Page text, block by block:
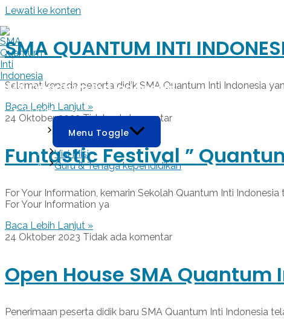
Lewati ke konten
SMA Quantum Inti Indonesia
Home
Menu Toggle
Visi Misi
Guru & Tenaga kependidikan
SMA QUANTUM INTI
Selamat kepada peserta didik SMA Quantum Inti Indonesia
Baca Lebih Lanjut »
24 Oktober 2023Tidak ada komentar
Funtastic Festival ”
For Your Information, kemarin Sekolah Quantum Inti
For Your Information ya
Baca Lebih Lanjut »
24 Oktober 2023 Tidak ada komentar
Open House SMA
Penerimaan peserta didik baru SMA Quantum Inti Indonesia